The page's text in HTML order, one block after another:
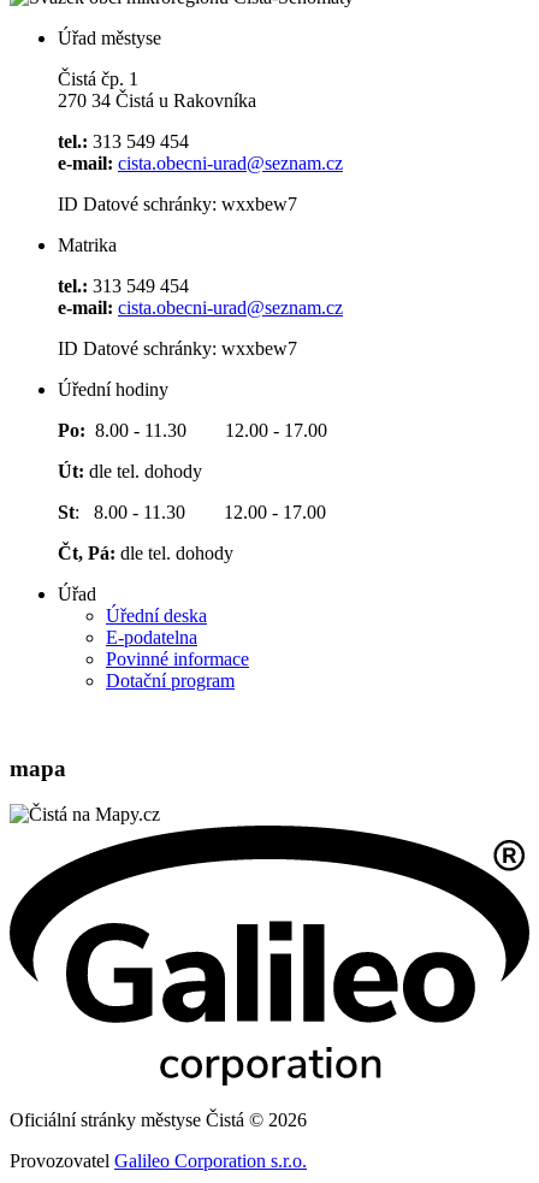
Úřad městyse
Čistá čp. 1
270 34 Čistá u Rakovníka
tel.: 313 549 454
e-mail: cista.obecni-urad@seznam.cz
ID Datové schránky: wxxbew7
Matrika
tel.: 313 549 454
e-mail: cista.obecni-urad@seznam.cz
ID Datové schránky: wxxbew7
Úřední hodiny
Po: 8.00 - 11.30 12.00 - 17.00
Út: dle tel. dohody
St: 8.00 - 11.30 12.00 - 17.00
Čt, Pá: dle tel. dohody
Úřad
Úřední deska
E-podatelna
Povinné informace
Dotační program
mapa
Oficiální stránky městyse Čistá © 2026
Provozovatel Galileo Corporation s.r.o.